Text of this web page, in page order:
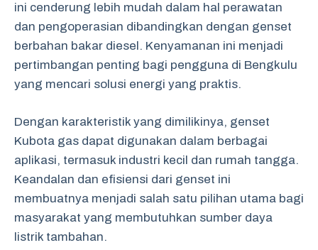
ini cenderung lebih mudah dalam hal perawatan
dan pengoperasian dibandingkan dengan genset
berbahan bakar diesel. Kenyamanan ini menjadi
pertimbangan penting bagi pengguna di Bengkulu
yang mencari solusi energi yang praktis.
Dengan karakteristik yang dimilikinya, genset
Kubota gas dapat digunakan dalam berbagai
aplikasi, termasuk industri kecil dan rumah tangga.
Keandalan dan efisiensi dari genset ini
membuatnya menjadi salah satu pilihan utama bagi
masyarakat yang membutuhkan sumber daya
listrik tambahan.